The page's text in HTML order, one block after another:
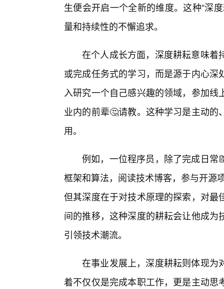
生便会开启一个全新的维度。这种“深
量和持续性的不懈追求。
在个人成长方面，深度耕耘意味着
或完成任务式的学习，而是源于内心
入研究一个自己感兴趣的领域，参加
业内的前辈🤔请教。这种学习是主动
用。
例如，一位程序员，除了完成日常
框架和算法，阅读技术博客，参与开源
但其深度在于对技术原理的探索，对
间的推移，这种深度的耕耘会让他成
引领技术潮流。
在事业发展上，深度耕耘则体现为
着不仅仅是完成本职工作，更是主动